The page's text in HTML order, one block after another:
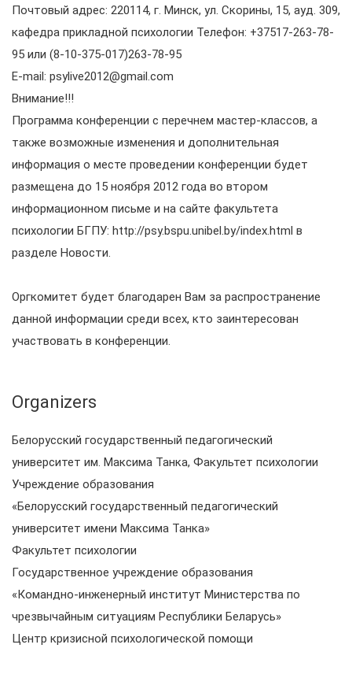
Почтовый адрес: 220114, г. Минск, ул. Скорины, 15, ауд. 309,
кафедра прикладной психологии Телефон: +37517-263-78-
95 или (8-10-375-017)263-78-95
E-mail: psylive2012@gmail.com
Внимание!!!
Программа конференции с перечнем мастер-классов, а
также возможные изменения и дополнительная
информация о месте проведении конференции будет
размещена до 15 ноября 2012 года во втором
информационном письме и на сайте факультета
психологии БГПУ: http://psy.bspu.unibel.by/index.html в
разделе Новости.
Оргкомитет будет благодарен Вам за распространение
данной информации среди всех, кто заинтересован
участвовать в конференции.
Organizers
Белорусский государственный педагогический
университет им. Максима Танка, Факультет психологии
Учреждение образования
«Белорусский государственный педагогический
университет имени Максима Танка»
Факультет психологии
Государственное учреждение образования
«Командно-инженерный институт Министерства по
чрезвычайным ситуациям Республики Беларусь»
Центр кризисной психологической помощи